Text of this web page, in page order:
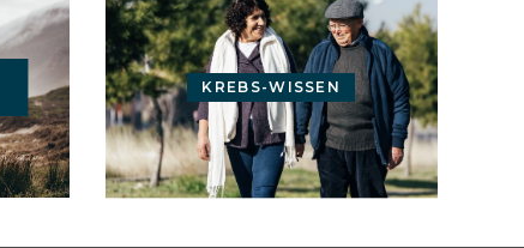
KREBS-WISSEN